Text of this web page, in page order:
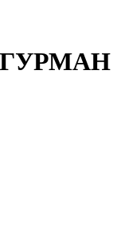
ГУРМАН